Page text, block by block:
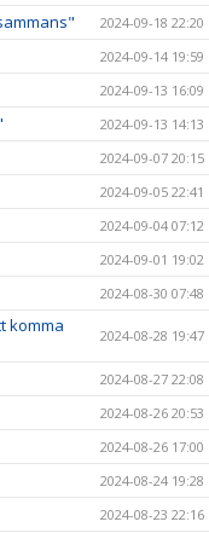
2024-09-18 22:20
2024-09-14 19:59
2024-09-13 16:09
2024-09-13 14:13
2024-09-07 20:15
2024-09-05 22:41
2024-09-04 07:12
2024-09-01 19:02
2024-08-30 07:48
komma
2024-08-28 19:47
2024-08-27 22:08
2024-08-26 20:53
2024-08-26 17:00
2024-08-24 19:28
2024-08-23 22:16